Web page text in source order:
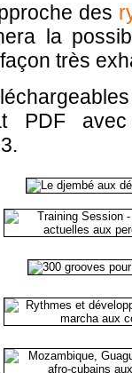
des
la
très
PDF